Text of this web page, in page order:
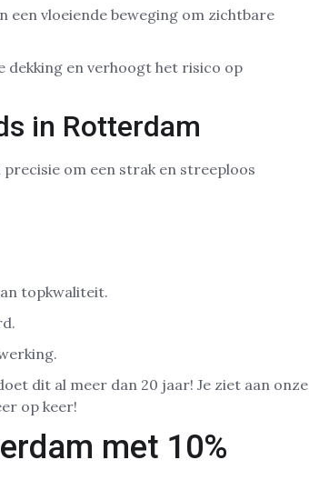
een vloeiende beweging om zichtbare
en verhoogt het risico op
in Rotterdam
om een strak en streeploos
topkwaliteit.
dit al meer dan 20 jaar! Je ziet aan onze
op keer!
met 10%